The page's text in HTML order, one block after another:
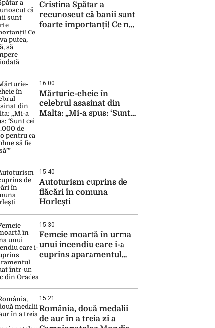
Cristina Spătar a
recunoscut că banii sunt
foarte importanți! Ce nu
16:00
Mărturie-cheie în
celebrul asasinat din
Malta: „Mi-a spus: ‘Sunt
15:40
Autoturism cuprins de
flăcări în comuna
Horlești
15:30
Femeie moartă în urma
unui incendiu care i-a
cuprins aparamentul
15:21
România, două medalii
de aur în a treia zi a